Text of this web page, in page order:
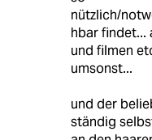
nützlich/
hbar findet...
und filmen
umsonst...
und der
ständig